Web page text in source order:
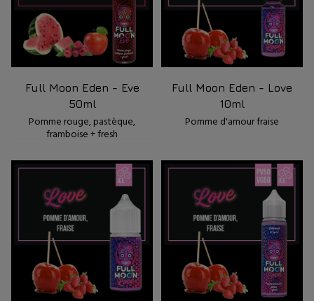
Full Moon Eden - Eve
50ml
Pomme rouge, pastèque,
framboise + fresh
Full Moon Eden - Love
10ml
Pomme d'amour fraise